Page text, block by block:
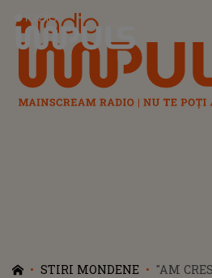
Radio Impuls
STIRI MONDENE
"AM